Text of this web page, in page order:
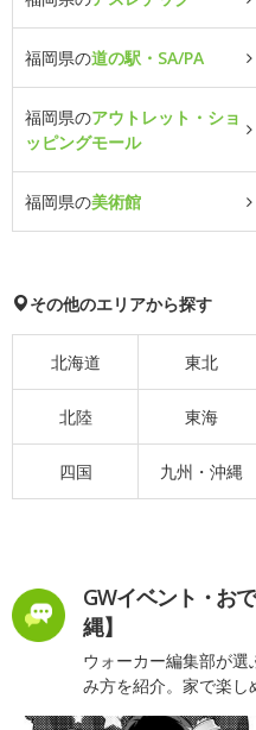
福岡県の道の駅・SA/PA
福岡県のアウトレット・ショ
ッピングモール
福岡県の美術館
その他のエリアから探す
北海道 東北
北陸 東海
四国 九州・沖縄
GWイベント・お
縄】
ウォーカー編集部が選
み方を紹介。家で楽し